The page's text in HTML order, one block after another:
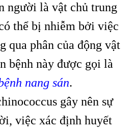
người là vật chủ trung
thể bị nhiễm bởi việc
qua phân của động vật
bệnh này được gọi là
nang sán.
gây nên sự
việc xác định huyết